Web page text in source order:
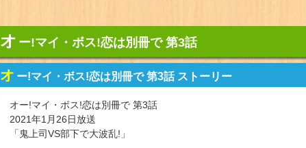
オ ー!マイ・ボス!恋は別冊で 第3話
オ ー!マイ・ボス!恋は別冊で 第3話 ストーリー
オー!マイ・ボス!恋は別冊で 第3話
2021年1月26日放送
「鬼上司VS部下で大波乱!」